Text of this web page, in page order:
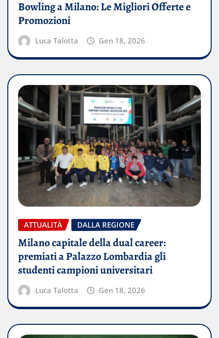
Bowling a Milano: Le Migliori Offerte e
Promozioni
Luca Talotta Gen 18, 2026
ATTUALITÀ DALLA REGIONE
Milano capitale della dual career:
premiati a Palazzo Lombardia gli
studenti campioni universitari
Luca Talotta Gen 18, 2026